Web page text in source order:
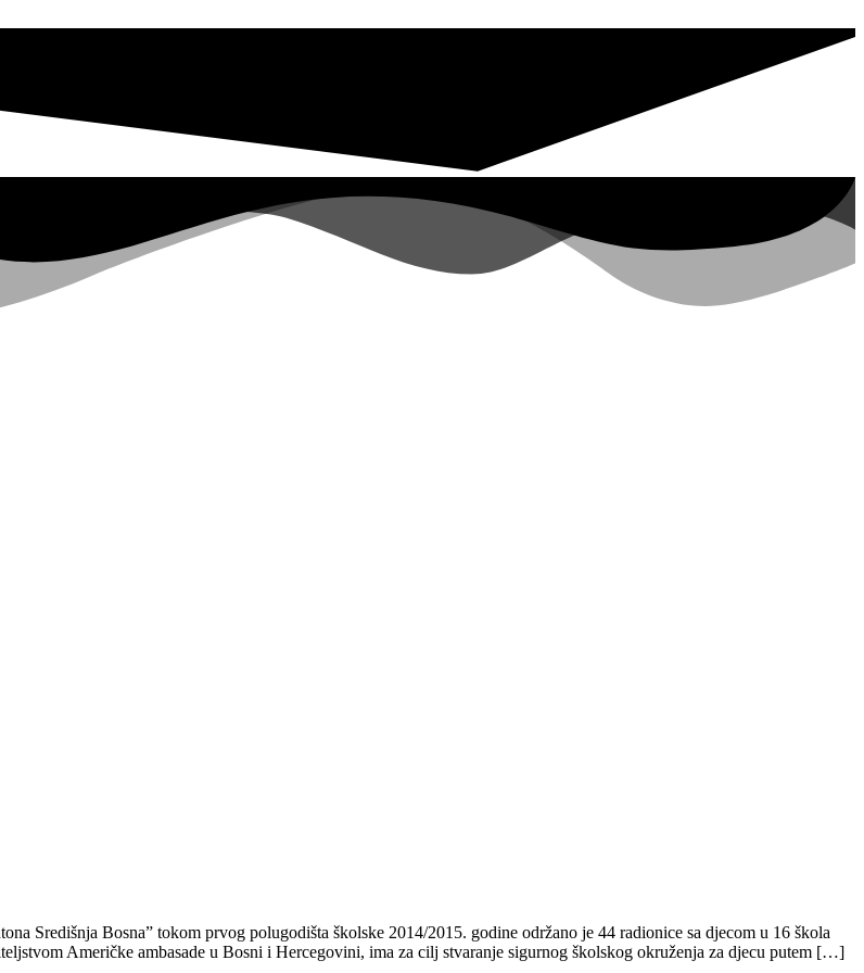
Središnja Bosna” tokom prvog polugodišta školske 2014/2015. godine održano je 44 radionice sa djecom u 16 škola
Američke ambasade u Bosni i Hercegovini, ima za cilj stvaranje sigurnog školskog okruženja za djecu putem […]